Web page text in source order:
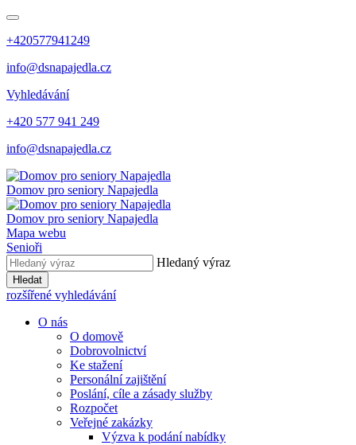
+420577941249
info@dsnapajedla.cz
Vyhledávání
+420 577 941 249
info@dsnapajedla.cz
Domov pro seniory Napajedla
Domov pro seniory Napajedla
Mapa webu
Senioři
Hledaný výraz
Hledat
rozšířené vyhledávání
O nás
O domově
Dobrovolnictví
Ke stažení
Personální zajištění
Poslání, cíle a zásady služby
Rozpočet
Veřejné zakázky
Výzva k podání nabídky